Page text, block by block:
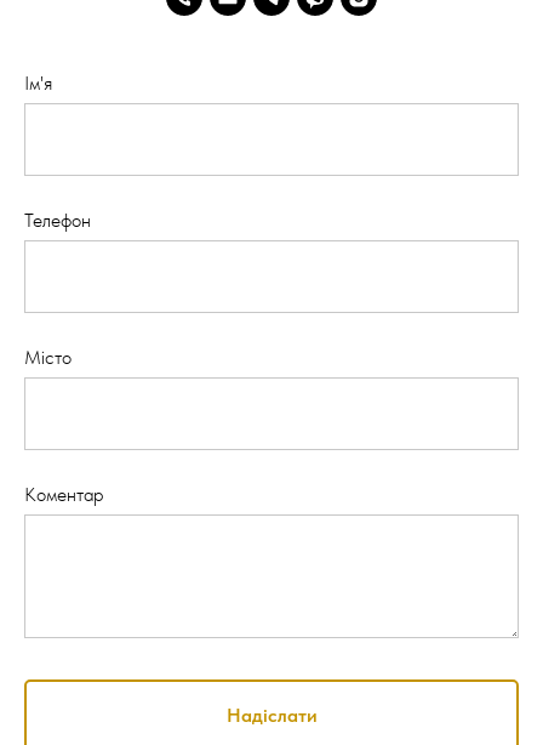
Ім'я
Телефон
Місто
Коментар
Надіслати